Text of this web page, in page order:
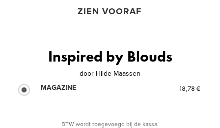
ZIEN VOORAF
Inspired by Blouds
door Hilde Maassen
MAGAZINE
18,78 €
BTW wordt toegevoegd bij de kassa.